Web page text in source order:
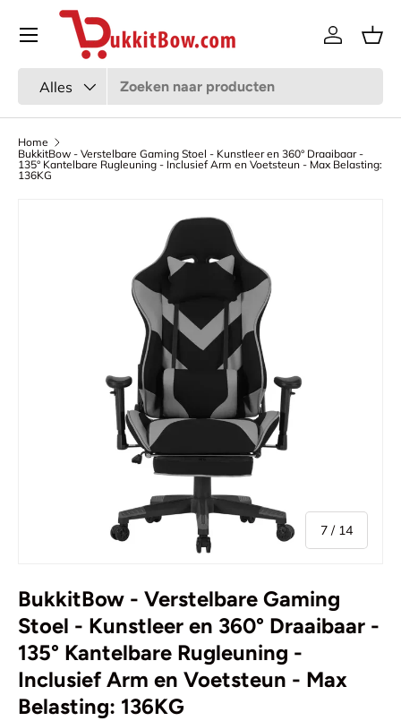
Ga naar inhoud
Alles
Inloggen
Menu
Home
BukkitBow - Verstelbare Gaming Stoel - Kunstleer en 360° Draaibaar -
135° Kantelbare Rugleuning - Inclusief Arm en Voetsteun - Max Belasting:
136KG
7 / van
14
BukkitBow - Verstelbare Gaming
Stoel - Kunstleer en 360° Draaibaar -
135° Kantelbare Rugleuning -
Inclusief Arm en Voetsteun - Max
Belasting: 136KG